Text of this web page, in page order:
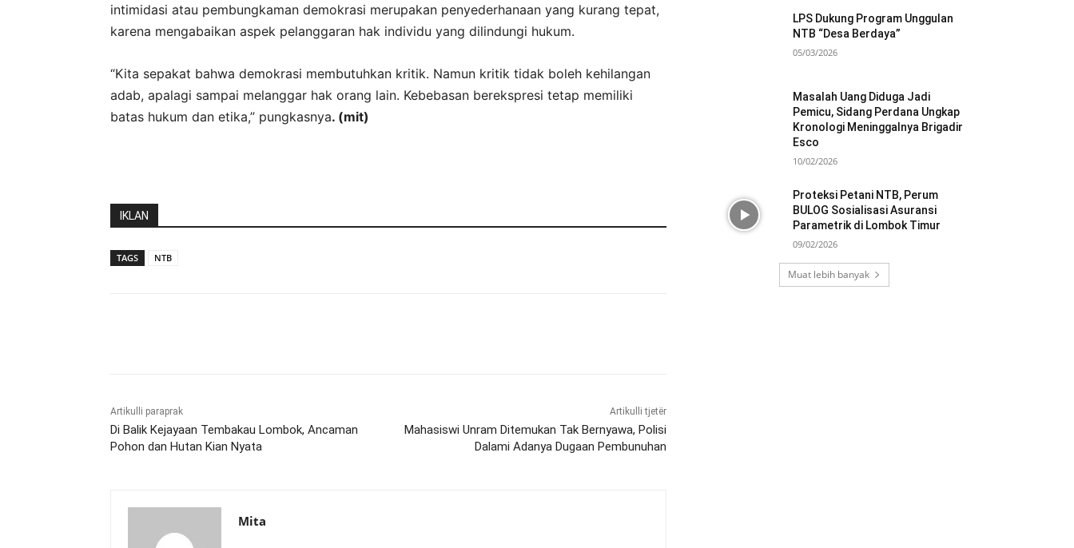
intimidasi atau pembungkaman demokrasi merupakan penyederhanaan yang kurang tepat,
karena mengabaikan aspek pelanggaran hak individu yang dilindungi hukum.
“Kita sepakat bahwa demokrasi membutuhkan kritik. Namun kritik tidak boleh kehilangan
adab, apalagi sampai melanggar hak orang lain. Kebebasan berekspresi tetap memiliki
batas hukum dan etika,” pungkasnya. (mit)
IKLAN
TAGS NTB
Artikulli paraprak
Di Balik Kejayaan Tembakau Lombok, Ancaman
Pohon dan Hutan Kian Nyata
Artikulli tjetër
Mahasiswi Unram Ditemukan Tak Bernyawa, Polisi
Dalami Adanya Dugaan Pembunuhan
Mita
LPS Dukung Program Unggulan
NTB “Desa Berdaya”
05/03/2026
Masalah Uang Diduga Jadi
Pemicu, Sidang Perdana Ungkap
Kronologi Meninggalnya Brigadir
Esco
10/02/2026
Proteksi Petani NTB, Perum
BULOG Sosialisasi Asuransi
Parametrik di Lombok Timur
09/02/2026
Muat lebih banyak